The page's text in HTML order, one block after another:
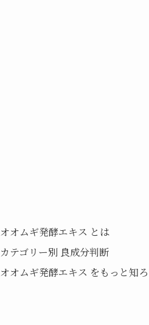
オオムギ発酵エキス とは
カテゴリー別 良成分判断
オオムギ発酵エキス をもっと知